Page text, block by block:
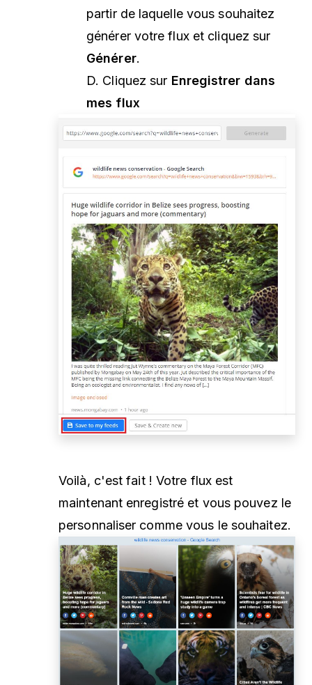
partir de laquelle vous souhaitez
générer votre flux et cliquez sur
Générer.
D. Cliquez sur Enregistrer dans
mes flux
Voilà, c'est fait ! Votre flux est
maintenant enregistré et vous pouvez le
personnaliser comme vous le souhaitez.